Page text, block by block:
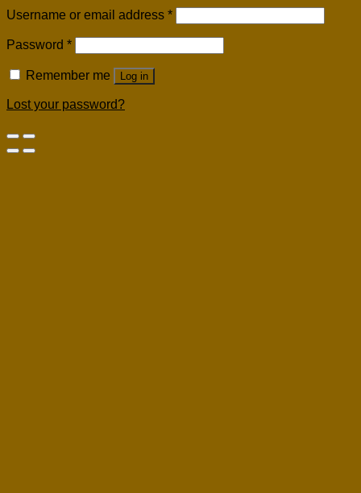
Username or email address *
Password *
Remember me Log in
Lost your password?